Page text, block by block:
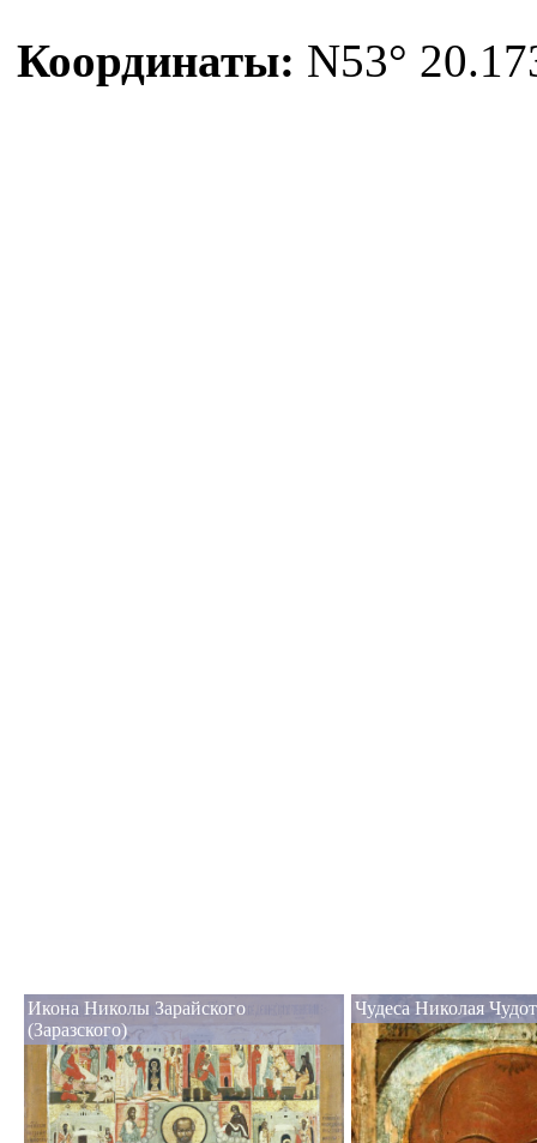
Координаты: N53°
Икона Николы Зарайского
(Заразского)
Чудеса Николая